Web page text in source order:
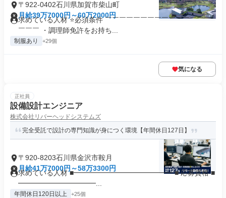
〒922-0402石川県加賀市柴山町
月給39万7000円～60万2000円
求めている人材 ⭐必須条件 ￣￣￣￣￣￣￣￣￣￣￣￣￣￣￣
￣￣￣ ・調理師免許をお持ち...
制服あり +29個
気になる
正社員
設備設計エンジニア
株式会社リバーヘッドシステムズ
完全受託で設計の専門知識が身につく環境【年間休日127日】
〒920-8203石川県金沢市鞍月
月給41万7000円～58万3300円
求めている人材 ■━━━━━━━━━━━━━━ ■ 応募資格 ■
━━━━━━━━━━━...
年間休日120日以上 +25個